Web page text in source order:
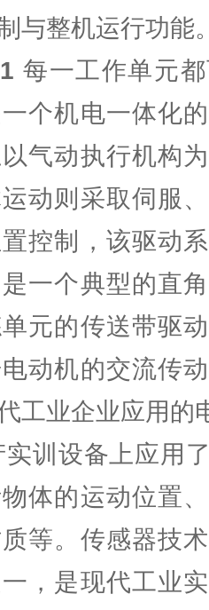
与整机运行功能
每一工作单元
个机电一体化
气动执行机构
动则采取伺服
控制，该驱动
一个典型的直
元的传送带驱
动机的交流传
工业企业应用的
训设备上应用
体的运动位置
等。传感器技
，是现代工业